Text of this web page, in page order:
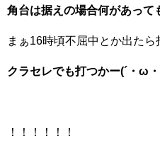
角台は据えの場合何があって
まぁ16時頃不屈中とか出たら
クラセレでも打つかー(´・ω
！！！！！！